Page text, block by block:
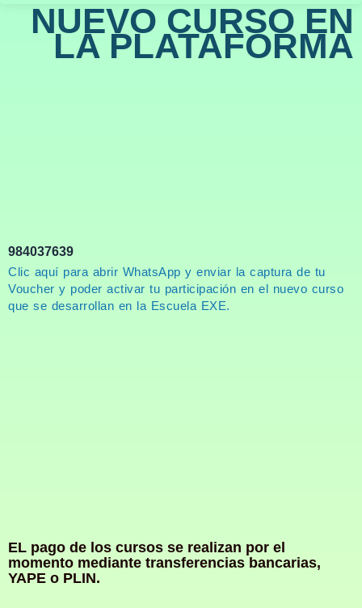
NUEVO CURSO EN
LA PLATAFORMA
984037639
Clic aquí para abrir WhatsApp y enviar la captura de tu
Voucher y poder activar tu participación en el nuevo curso
que se desarrollan en la Escuela EXE.
EL pago de los cursos se realizan por el
momento mediante transferencias bancarias,
YAPE o PLIN.